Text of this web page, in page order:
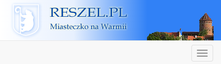
Reszel